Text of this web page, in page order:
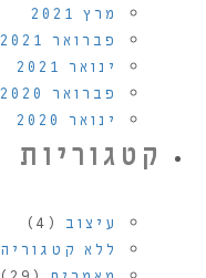
מרץ 2021
פברואר 2021
ינואר 2021
פברואר 2020
ינואר 2020
קטגוריות
עיצוב (4)
ללא קטגוריה